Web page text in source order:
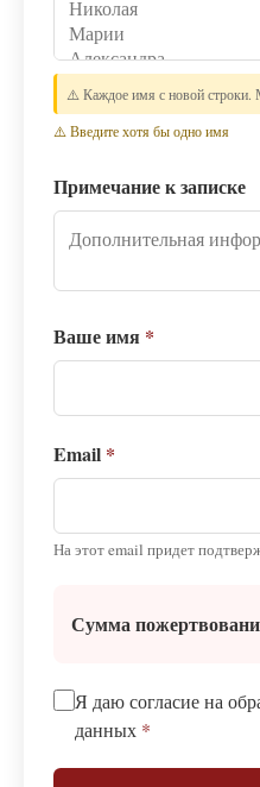
⚠️ Каждое имя с новой строки.
⚠️ Введите хотя бы одно имя
Примечание к записке
Ваше имя *
Email *
На этот email придет
Сумма
Я даю согласие на
данных *